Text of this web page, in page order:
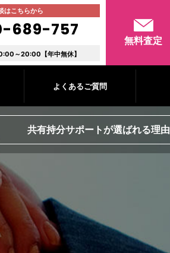
はこちらから
689-757
～20:00【年中無休】
無料査定
よくあるご質問
共有持分サポートが選ばれる理由